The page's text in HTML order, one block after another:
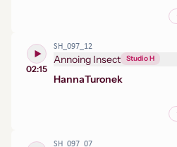
02:15
SH_097_12
Annoing Insect Studio H
HannaTuronek
SH_097_07